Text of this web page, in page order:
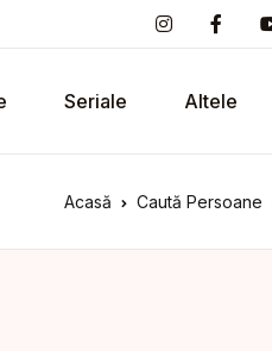
Seriale Altele
Acasă Caută Persoane